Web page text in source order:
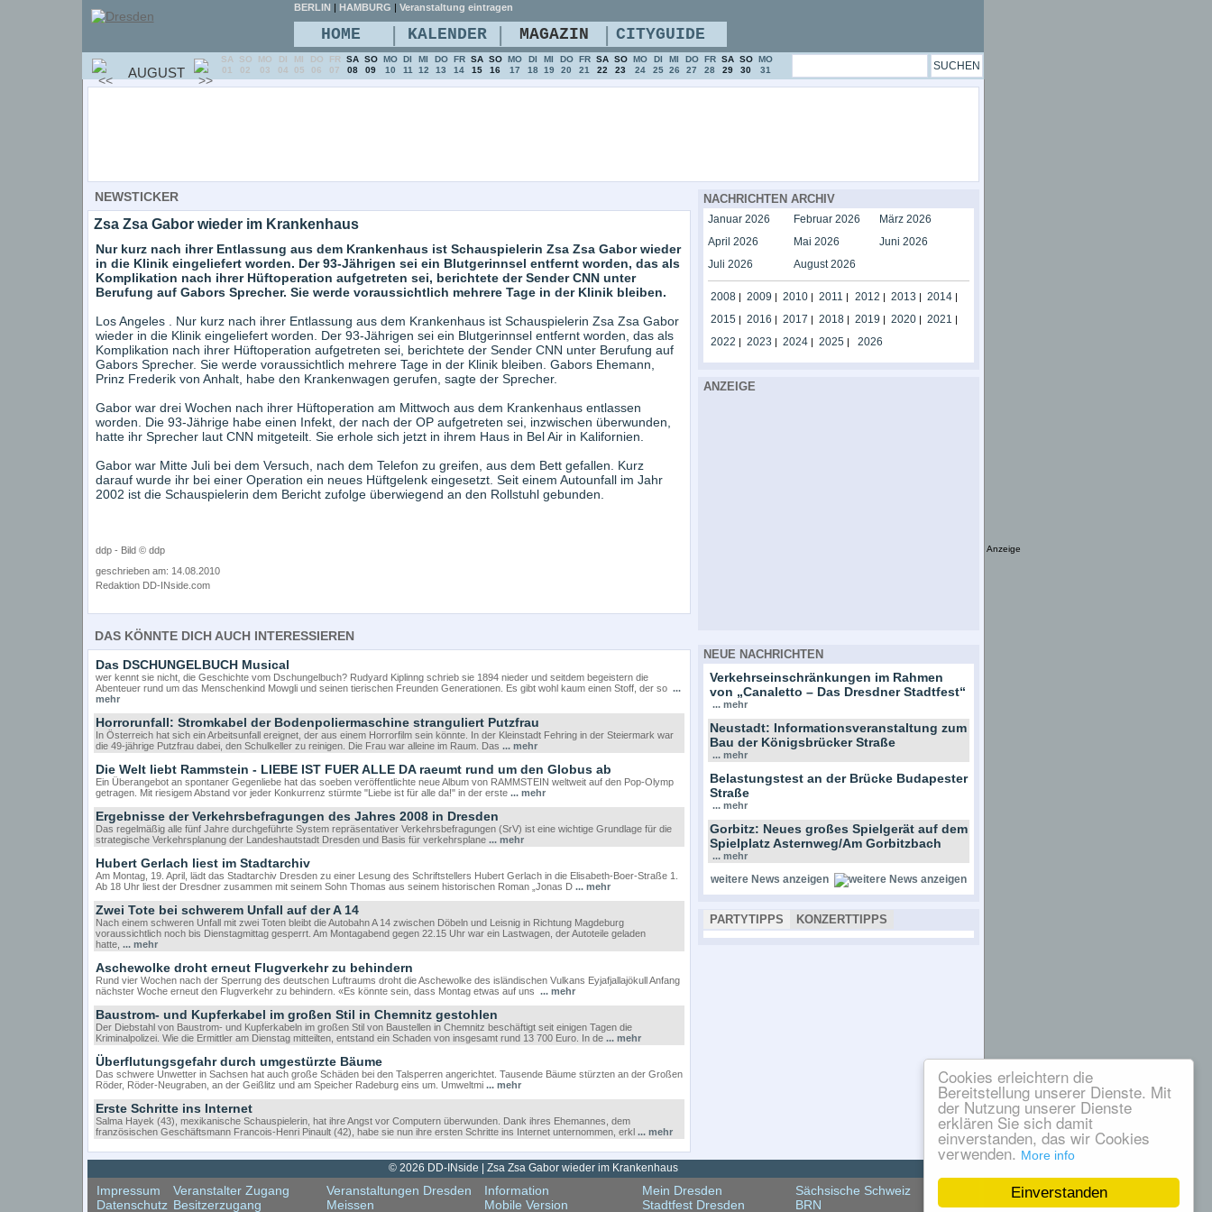
Einverstanden
Cookies erleichtern die
Bereitstellung unserer Dienste. Mit
der Nutzung unserer Dienste
erklären Sie sich damit
einverstanden, das wir Cookies
verwenden. More info
NEWSTICKER
Zsa Zsa Gabor wieder im Krankenhaus
Nur kurz nach ihrer Entlassung aus dem Krankenhaus ist Schauspielerin Zsa Zsa Gabor wieder
in die Klinik eingeliefert worden. Der 93-Jährigen sei ein Blutgerinnsel entfernt worden, das als
Komplikation nach ihrer Hüftoperation aufgetreten sei, berichtete der Sender CNN unter
Berufung auf Gabors Sprecher. Sie werde voraussichtlich mehrere Tage in der Klinik bleiben.
Los Angeles . Nur kurz nach ihrer Entlassung aus dem Krankenhaus ist Schauspielerin Zsa Zsa Gabor
wieder in die Klinik eingeliefert worden. Der 93-Jährigen sei ein Blutgerinnsel entfernt worden, das als
Komplikation nach ihrer Hüftoperation aufgetreten sei, berichtete der Sender CNN unter Berufung auf
Gabors Sprecher. Sie werde voraussichtlich mehrere Tage in der Klinik bleiben. Gabors Ehemann,
Prinz Frederik von Anhalt, habe den Krankenwagen gerufen, sagte der Sprecher.
Gabor war drei Wochen nach ihrer Hüftoperation am Mittwoch aus dem Krankenhaus entlassen
worden. Die 93-Jährige habe einen Infekt, der nach der OP aufgetreten sei, inzwischen überwunden,
hatte ihr Sprecher laut CNN mitgeteilt. Sie erhole sich jetzt in ihrem Haus in Bel Air in Kalifornien.
Gabor war Mitte Juli bei dem Versuch, nach dem Telefon zu greifen, aus dem Bett gefallen. Kurz
darauf wurde ihr bei einer Operation ein neues Hüftgelenk eingesetzt. Seit einem Autounfall im Jahr
2002 ist die Schauspielerin dem Bericht zufolge überwiegend an den Rollstuhl gebunden.
ddp - Bild © ddp
geschrieben am: 14.08.2010
Redaktion DD-INside.com
DAS KÖNNTE DICH AUCH INTERESSIEREN
Das DSCHUNGELBUCH Musical
wer kennt sie nicht, die Geschichte vom Dschungelbuch? Rudyard Kiplinng schrieb sie 1894 nieder und seitdem begeistern die
Abenteuer rund um das Menschenkind Mowgli und seinen tierischen Freunden Generationen. Es gibt wohl kaum einen Stoff, der so ...
mehr
Horrorunfall: Stromkabel der Bodenpoliermaschine stranguliert Putzfrau
In Österreich hat sich ein Arbeitsunfall ereignet, der aus einem Horrorfilm sein könnte. In der Kleinstadt Fehring in der Steiermark war
die 49-jährige Putzfrau dabei, den Schulkeller zu reinigen. Die Frau war alleine im Raum. Das ... mehr
Die Welt liebt Rammstein - LIEBE IST FUER ALLE DA raeumt rund um den Globus ab
Ein Überangebot an spontaner Gegenliebe hat das soeben veröffentlichte neue Album von RAMMSTEIN weltweit auf den Pop-Olymp
getragen. Mit riesigem Abstand vor jeder Konkurrenz stürmte "Liebe ist für alle da!" in der erste ... mehr
Ergebnisse der Verkehrsbefragungen des Jahres 2008 in Dresden
Das regelmäßig alle fünf Jahre durchgeführte System repräsentativer Verkehrsbefragungen (SrV) ist eine wichtige Grundlage für die
strategische Verkehrsplanung der Landeshautstadt Dresden und Basis für verkehrsplane ... mehr
Hubert Gerlach liest im Stadtarchiv
Am Montag, 19. April, lädt das Stadtarchiv Dresden zu einer Lesung des Schriftstellers Hubert Gerlach in die Elisabeth-Boer-Straße 1.
Ab 18 Uhr liest der Dresdner zusammen mit seinem Sohn Thomas aus seinem historischen Roman „Jonas D ... mehr
Zwei Tote bei schwerem Unfall auf der A 14
Nach einem schweren Unfall mit zwei Toten bleibt die Autobahn A 14 zwischen Döbeln und Leisnig in Richtung Magdeburg
voraussichtlich noch bis Dienstagmittag gesperrt. Am Montagabend gegen 22.15 Uhr war ein Lastwagen, der Autoteile geladen
hatte, ... mehr
Aschewolke droht erneut Flugverkehr zu behindern
Rund vier Wochen nach der Sperrung des deutschen Luftraums droht die Aschewolke des isländischen Vulkans Eyjafjallajökull Anfang
nächster Woche erneut den Flugverkehr zu behindern. «Es könnte sein, dass Montag etwas auf uns ... mehr
Baustrom- und Kupferkabel im großen Stil in Chemnitz gestohlen
Der Diebstahl von Baustrom- und Kupferkabeln im großen Stil von Baustellen in Chemnitz beschäftigt seit einigen Tagen die
Kriminalpolizei. Wie die Ermittler am Dienstag mitteilten, entstand ein Schaden von insgesamt rund 13 700 Euro. In de ... mehr
Überflutungsgefahr durch umgestürzte Bäume
Das schwere Unwetter in Sachsen hat auch große Schäden bei den Talsperren angerichtet. Tausende Bäume stürzten an der Großen
Röder, Röder-Neugraben, an der Geißlitz und am Speicher Radeburg eins um. Umweltmi ... mehr
Erste Schritte ins Internet
Salma Hayek (43), mexikanische Schauspielerin, hat ihre Angst vor Computern überwunden. Dank ihres Ehemannes, dem
französischen Geschäftsmann Francois-Henri Pinault (42), habe sie nun ihre ersten Schritte ins Internet unternommen, erkl ... mehr
NACHRICHTEN ARCHIV
Januar 2026 Februar 2026
März 2026
April 2026
Mai 2026
Juni 2026
Juli 2026
August 2026
2008| 2009 | 2010| 2011 | 2012 | 2013 | 2014|
2015| 2016 | 2017 | 2018| 2019 | 2020| 2021 |
2022 | 2023 | 2024| 2025| 2026
ANZEIGE
NEUE NACHRICHTEN
Verkehrseinschränkungen im Rahmen
von „Canaletto – Das Dresdner Stadtfest“
... mehr
Neustadt: Informationsveranstaltung zum
Bau der Königsbrücker Straße
... mehr
Belastungstest an der Brücke Budapester
Straße
... mehr
Gorbitz: Neues großes Spielgerät auf dem
Spielplatz Asternweg/Am Gorbitzbach
... mehr
weitere News anzeigen
PARTYTIPPS KONZERTTIPPS
© 2026 DD-INside | Zsa Zsa Gabor wieder im Krankenhaus
Impressum
Datenschutz
Veranstalter Zugang
Besitzerzugang
Veranstaltungen Dresden
Meissen
Information
Mobile Version
Mein Dresden
Stadtfest Dresden
Sächsische Schweiz
BRN
BERLIN | HAMBURG | Veranstaltung eintragen
HOME | KALENDER | MAGAZIN | CITYGUIDE
AUGUST
SA
01
SO
02
MO
03
DI
04
MI
05
DO
06
FR
07
SA
08
SO
09
MO
10
DI
11
MI
12
DO
13
FR
14
SA
15
SO
16
MO
17
DI
18
MI
19
DO
20
FR
21
SA
22
SO
23
MO
24
DI
25
MI
26
DO
27
FR
28
SA
29
SO
30
MO
31
Anzeige